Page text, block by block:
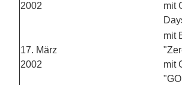
2002
mit
17. März
2002
mit
mit